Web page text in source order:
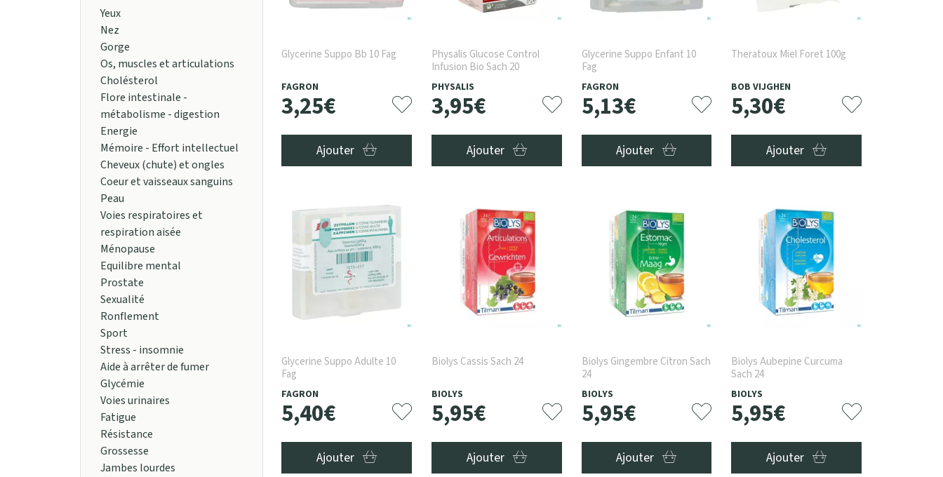
Glycerine Suppo Bb 10 Fag
FAGRON
3,25€
Ajouter
Physalis Glucose Control
Infusion Bio Sach 20
PHYSALIS
3,95€
Ajouter
Glycerine Suppo Enfant 10
Fag
FAGRON
5,13€
Ajouter
Theratoux Miel Foret 100g
BOB VIJGHEN
5,30€
Ajouter
Glycerine Suppo Adulte 10
Fag
FAGRON
5,40€
Ajouter
Biolys Cassis Sach 24
BIOLYS
5,95€
Ajouter
Biolys Gingembre Citron Sach
24
BIOLYS
5,95€
Ajouter
Biolys Aubepine Curcuma
Sach 24
BIOLYS
5,95€
Ajouter
Yeux
Nez
Gorge
Os, muscles et articulations
Cholésterol
Flore intestinale -
métabolisme - digestion
Energie
Mémoire - Effort intellectuel
Cheveux (chute) et ongles
Coeur et vaisseaux sanguins
Peau
Voies respiratoires et
respiration aisée
Ménopause
Equilibre mental
Prostate
Sexualité
Ronflement
Sport
Stress - insomnie
Aide à arrêter de fumer
Glycémie
Voies urinaires
Fatigue
Résistance
Grossesse
Jambes lourdes